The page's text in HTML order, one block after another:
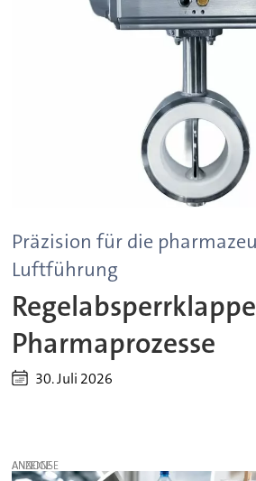
Präzision für die
Luftführung
Pharmaprozesse
30. Juli 2026
ANZEIGE